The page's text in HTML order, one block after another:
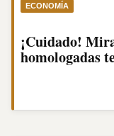
ECONOMÍA
¡Cuidado!
homologadas